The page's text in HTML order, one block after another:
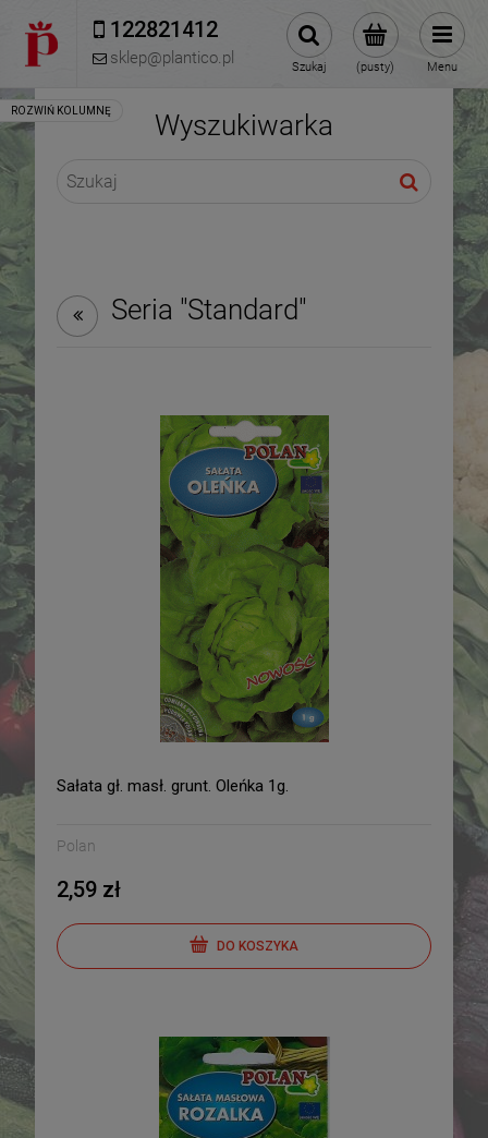
122821412
sklep@plantico.pl (pusty)
Szukaj Menu
Wyszukiwarka
Seria "Standard"
Sałata gł. masł. grunt. Oleńka 1g.
Polan
2,59 zł
DO KOSZYKA